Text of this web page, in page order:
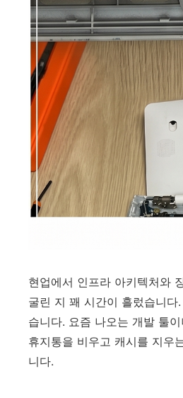
현업에서 인프라 아키텍처와
굴린 지 꽤 시간이 흘렀습니
습니다. 요즘 나오는 개발 툴
휴지통을 비우고 캐시를 지우
니다.